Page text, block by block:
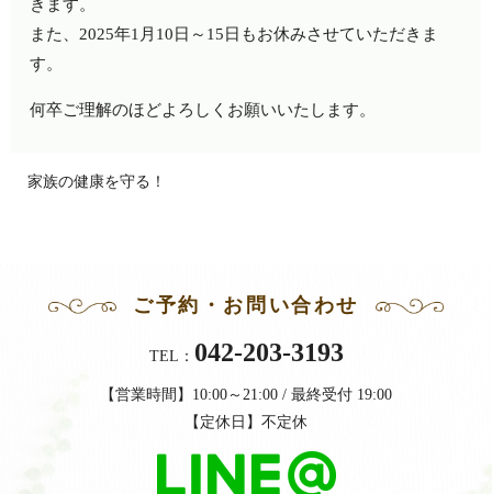
きます。
また、2025年1月10日～15日もお休みさせていただきま
す。
何卒ご理解のほどよろしくお願いいたします。
家族の健康を守る！
ご予約・お問い合わせ
TEL： 042-203-3193
【営業時間】10:00～21:00 / 最終受付 19:00
【定休日】不定休